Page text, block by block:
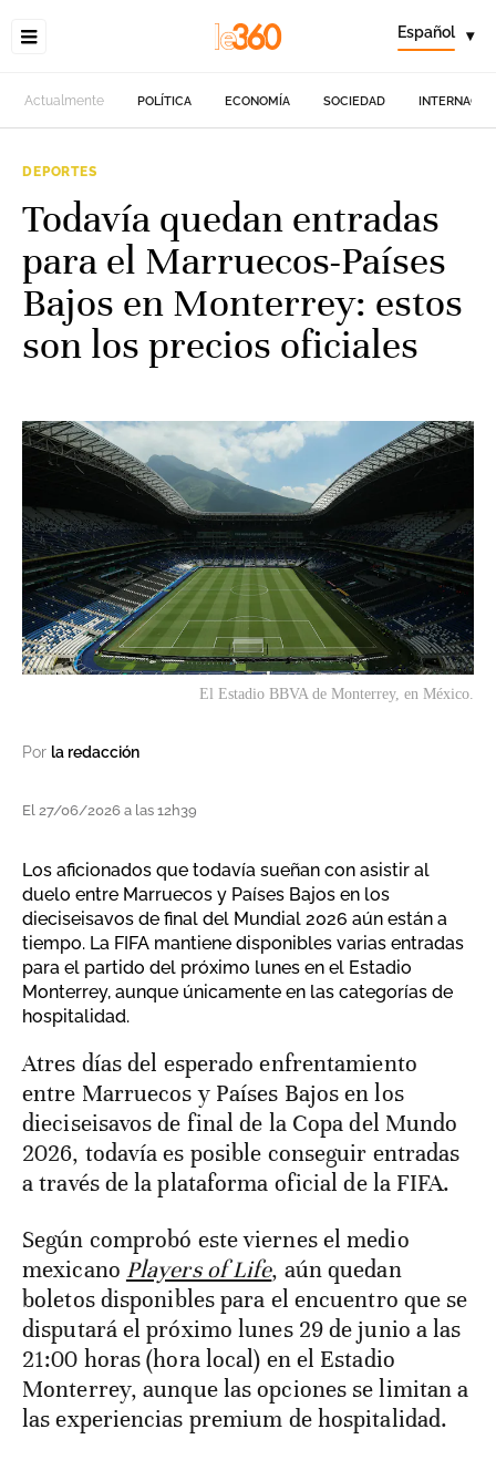
Español ▾
Actualmente POLÍTICA ECONOMÍA SOCIEDAD
DEPORTES
Todavía quedan entradas
para el Marruecos-Países
Bajos en Monterrey: estos
son los precios oficiales
El Estadio BBVA de Monterrey, en México.
Por la redacción
El 27/06/2026 a las 12h39
Los aficionados que todavía sueñan con asistir al
duelo entre Marruecos y Países Bajos en los
dieciseisavos de final del Mundial 2026 aún están a
tiempo. La FIFA mantiene disponibles varias entradas
para el partido del próximo lunes en el Estadio
Monterrey, aunque únicamente en las categorías de
hospitalidad.
A tres días del esperado enfrentamiento
entre Marruecos y Países Bajos en los
dieciseisavos de final de la Copa del Mundo
2026, todavía es posible conseguir entradas
a través de la plataforma oficial de la FIFA.
Según comprobó este viernes el medio
mexicano Players of Life, aún quedan
boletos disponibles para el encuentro que se
disputará el próximo lunes 29 de junio a las
21:00 horas (hora local) en el Estadio
Monterrey, aunque las opciones se limitan a
las experiencias premium de hospitalidad.